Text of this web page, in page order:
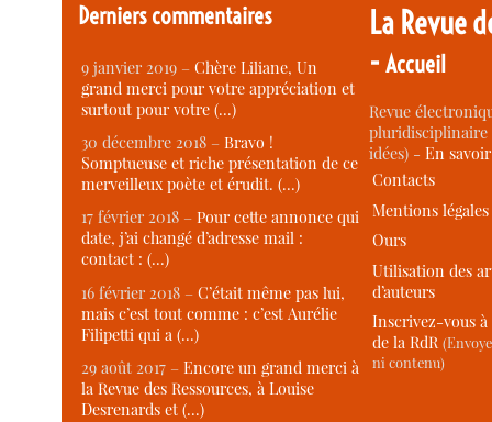
Derniers commentaires
9 janvier 2019 –Chère Liliane, Un
grand merci pour votre appréciation et
surtout pour votre (…)
30 décembre 2018 –Bravo !
Somptueuse et riche présentation de ce
merveilleux poète et érudit. (…)
17 février 2018 –Pour cette annonce qui
date, j’ai changé d’adresse mail :
contact : (…)
16 février 2018 –C’était même pas lui,
mais c’est tout comme : c’est Aurélie
Filipetti qui a (…)
29 août 2017 –Encore un grand merci à
la Revue des Ressources, à Louise
Desrenards et (…)
La Revue
-Accueil
Revue
idées) -En
Contacts
Mentions légales
Ours
Utilisation des
d’auteurs
Inscrivez-vous
de la RdR
ni contenu)